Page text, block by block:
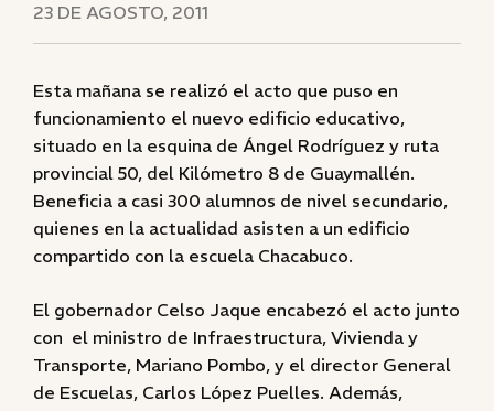
23 DE AGOSTO, 2011
Esta mañana se realizó el acto que puso en
funcionamiento el nuevo edificio educativo,
situado en la esquina de Ángel Rodríguez y ruta
provincial 50, del Kilómetro 8 de Guaymallén.
Beneficia a casi 300 alumnos de nivel secundario,
quienes en la actualidad asisten a un edificio
compartido con la escuela Chacabuco.
El gobernador Celso Jaque encabezó el acto junto
con el ministro de Infraestructura, Vivienda y
Transporte, Mariano Pombo, y el director General
de Escuelas, Carlos López Puelles. Además,